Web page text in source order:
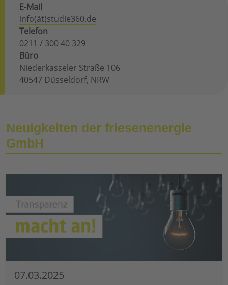
E-Mail
info(ät)studie360.de
Telefon
0211 / 300 40 329
Büro
Niederkasseler Straße 106
40547 Düsseldorf, NRW
Neuigkeiten der friesenenergie
GmbH
07.03.2025